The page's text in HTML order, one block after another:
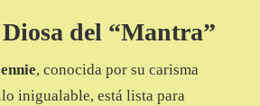
del “Mantra”
, conocida por su carisma
inigualable, está lista para